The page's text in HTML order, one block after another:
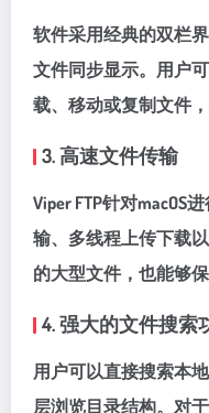
软件采用经典的双栏
文件同步显示。用户
载、移动或复制文件
3. 高速文件传输
Viper FTP针对macOS
输、多线程上传下载
的大型文件，也能够
4. 强大的文件搜索
用户可以直接搜索本
层浏览目录结构。对